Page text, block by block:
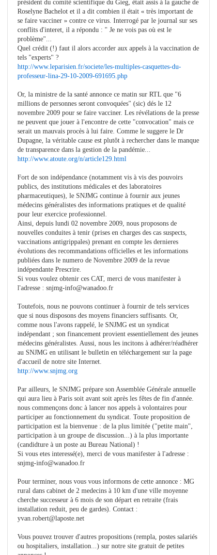
président du comité scientifique du Gieg, était assis à la gauche de
Roselyne Bachelot et il a dit combien il était « très important de
se faire vacciner » contre ce virus. Interrogé par le journal sur ses
conflits d'interet, il a répondu : " Je ne vois pas où est le
problème"...
Quel crédit (!) faut il alors accorder aux appels à la vaccination de
tels "experts" ?
http://www.leparisien.fr/societe/les-multiples-casquettes-du-
professeur-lina-29-10-2009-691695.php
Or, la ministre de la santé annonce ce matin sur RTL que "6
millions de personnes seront convoquées" (sic) dés le 12
novembre 2009 pour se faire vacciner. Les révélations de la presse
ne peuvent que jouer à l'encontre de cette "convocation" mais ce
serait un mauvais procès à lui faire. Comme le suggere le Dr
Dupagne, la véritable cause est plutôt à rechercher dans le manque
de transparence dans la gestion de la pandémie...
http://www.atoute.org/n/article129.html
Fort de son indépendance (notamment vis à vis des pouvoirs
publics, des institutions médicales et des laboratoires
pharmaceutiques), le SNJMG continue à fournir aux jeunes
médecins généralistes des informations pratiques et de qualité
pour leur exercice professionnel.
Ainsi, depuis lundi 02 novembre 2009, nous proposons de
nouvelles conduites à tenir (prises en charges des cas suspects,
vaccinations antigrippales) prenant en compte les dernieres
évolutions des recommandations officielles et les informations
publiées dans le numero de Novembre 2009 de la revue
indépendante Prescrire.
Si vous voulez obtenir ces CAT, merci de vous manifester à
l'adresse : snjmg-info@wanadoo.fr
Toutefois, nous ne pouvons continuer à fournir de tels services
que si nous disposons des moyens financiers suffisants. Or,
comme nous l'avons rappelé, le SNJMG est un syndicat
indépendant ; son financement provient essentiellement des jeunes
médecins généralistes. Aussi, nous les incitons à adhérer/réadhérer
au SNJMG en utilisant le bulletin en téléchargement sur la page
d'accueil de notre site Internet.
http://www.snjmg.org
Par ailleurs, le SNJMG prépare son Assemblée Générale annuelle
qui aura lieu à Paris soit avant soit après les fêtes de fin d'année.
nous commençons donc à lancer nos appels à volontaires pour
participer au fonctionnement du syndicat. Toute proposition de
participation est la bienvenue : de la plus limitée ("petite main",
participation à un groupe de discussion...) à la plus importante
(candidture à un poste au Bureau National) !
Si vous etes interessé(e), merci de vous manifester à l'adresse :
snjmg-info@wanadoo.fr
Pour terminer, nous vous vous informons de cette annonce : MG
rural dans cabinet de 2 medecins à 10 km d'une ville moyenne
cherche successeur à 6 mois de son départ en retraite (frais
installation reduit, peu de gardes). Contact :
yvan.robert@laposte.net
Vous pouvez trouver d'autres propositions (rempla, postes salariés
ou hospitaliers, installation...) sur notre site gratuit de petites